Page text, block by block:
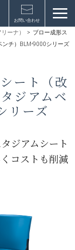
お問い合わせ
ーナ） > ブロー成形ス
チ）BLM-9000シリーズ
ート（改
ジアムベ
リーズ
ジアムシート
コストも削減